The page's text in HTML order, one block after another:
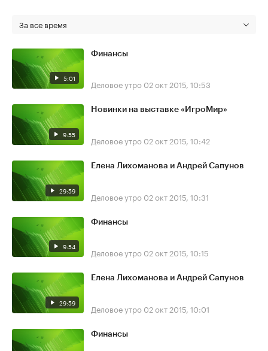
За все время
5:01
Финансы
Деловое утро 02 окт 2015, 10:53
9:55
Новинки на выставке «ИгроМир»
Деловое утро 02 окт 2015, 10:42
29:59
Елена Лихоманова и Андрей Сапунов
Деловое утро 02 окт 2015, 10:31
9:54
Финансы
Деловое утро 02 окт 2015, 10:15
29:59
Елена Лихоманова и Андрей Сапунов
Деловое утро 02 окт 2015, 10:01
Финансы